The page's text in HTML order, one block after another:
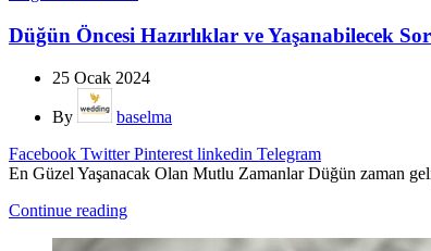
Düğün Öncesi Hazırlıklar ve Yaşanabilecek
25 Ocak 2024
By
baselma
Facebook Twitter Pinterest linkedin Telegram
En Güzel Yaşanacak Olan Mutlu Zamanlar Düğün zaman
Continue reading